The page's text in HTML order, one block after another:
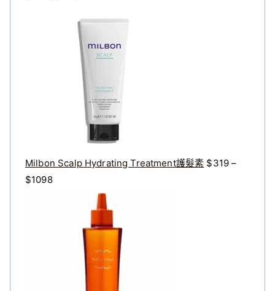
價
格
：
Milbon Scalp Hydrating Treatment護髮素 $319 –
$1098價